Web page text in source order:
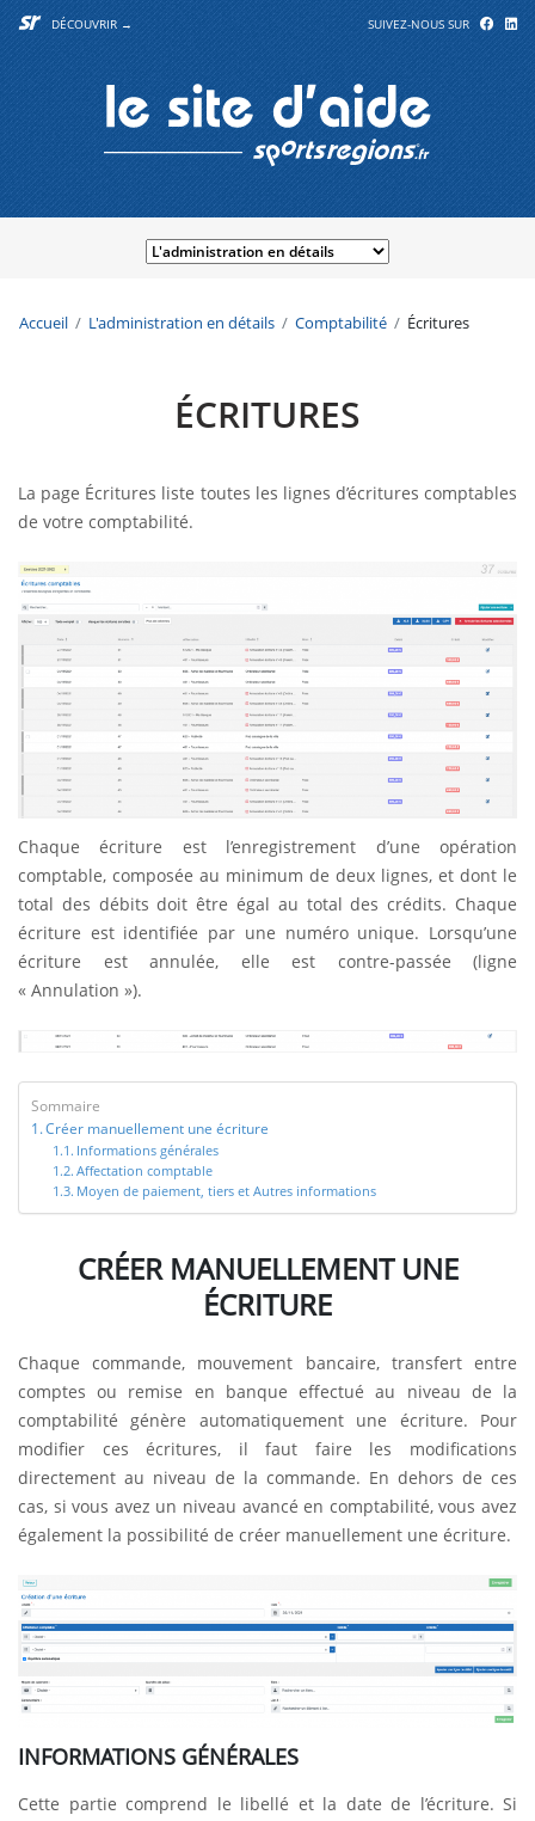
DÉCOUVRIR → SUIVEZ-NOUS SUR
Accueil L'administration en détails Comptabilité Écritures
ÉCRITURES
La page Écritures liste toutes les lignes d’écritures comptables
de votre comptabilité.
Chaque écriture est l’enregistrement d’une opération
comptable, composée au minimum de deux lignes, et dont le
total des débits doit être égal au total des crédits. Chaque
écriture est identifiée par une numéro unique. Lorsqu’une
écriture est annulée, elle est contre-passée (ligne
« Annulation »).
Sommaire
Créer manuellement une écriture
Informations générales
Affectation comptable
Moyen de paiement, tiers et Autres informations
CRÉER MANUELLEMENT UNE
ÉCRITURE
Chaque commande, mouvement bancaire, transfert entre
comptes ou remise en banque effectué au niveau de la
comptabilité génère automatiquement une écriture. Pour
modifier ces écritures, il faut faire les modifications
directement au niveau de la commande. En dehors de ces
cas, si vous avez un niveau avancé en comptabilité, vous avez
également la possibilité de créer manuellement une écriture.
INFORMATIONS GÉNÉRALES
Cette partie comprend le libellé et la date de l’écriture. Si